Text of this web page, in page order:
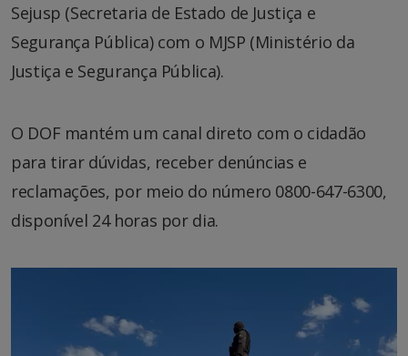
Sejusp (Secretaria de Estado de Justiça e
Segurança Pública) com o MJSP (Ministério da
Justiça e Segurança Pública).
O DOF mantém um canal direto com o cidadão
para tirar dúvidas, receber denúncias e
reclamações, por meio do número 0800-647-6300,
disponível 24 horas por dia.